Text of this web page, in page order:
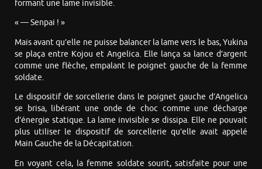
formant une lame invisible.
« — Senpai ! »
Mais avant qu’elle ne puisse balancer la lame vers le bas, Yukina
se plaça entre Kojou et Angelica. Elle lança sa lance d’argent
comme une flèche, empalant le poignet gauche de la femme
soldate.
Le dispositif de sorcellerie dans le poignet gauche d’Angelica
se brisa, libérant une onde de choc comme une décharge
d’énergie statique. La lame invisible se dissipa. Elle ne pouvait
plus utiliser le dispositif de sorcellerie qu’elle avait appelé
Main Gauche de la Décapitation.
En voyant cela, la femme soldate sourit, satisfaite pour une